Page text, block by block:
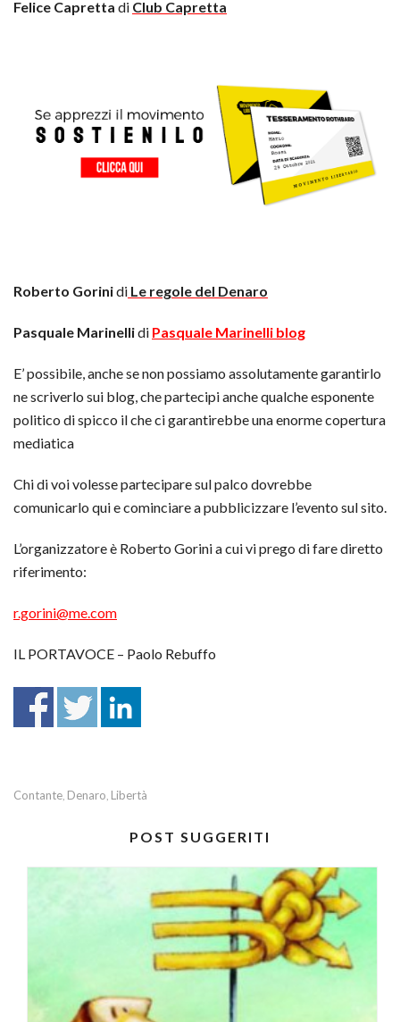
Felice Capretta di Club Capretta
Roberto Gorinidi Le regole del Denaro
Pasquale Marinellidi Pasquale Marinelli blog
E’ possibile, anche se non possiamo assolutamente garantirlo
ne scriverlo sui blog, che partecipi anche qualche esponente
politico di spicco il che ci garantirebbe una enorme copertura
mediatica
Chi di voi volesse partecipare sul palco dovrebbe
comunicarlo qui e cominciare a pubblicizzare l’evento sul sito.
L’organizzatore è Roberto Gorini a cui vi prego di fare diretto
riferimento:
r.gorini@me.com
IL PORTAVOCE – Paolo Rebuffo
Contante, Denaro, Libertà
POST SUGGERITI